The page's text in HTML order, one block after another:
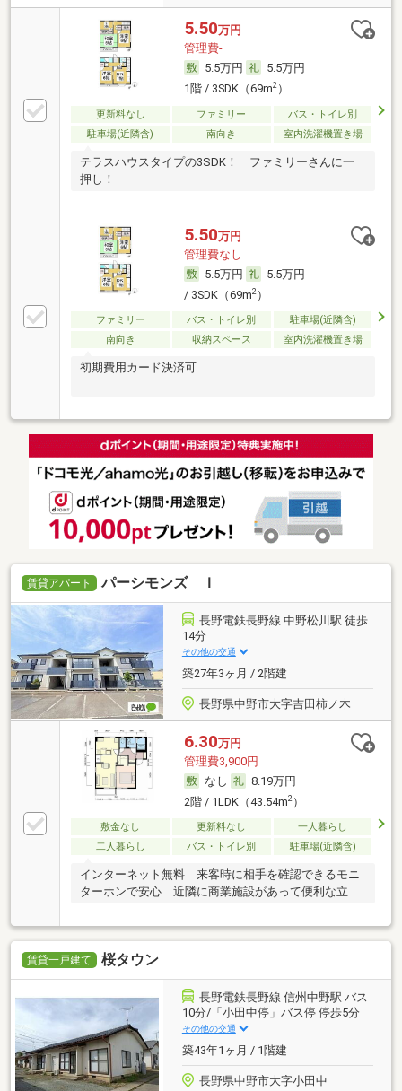
5.50万円
管理費-
5.5万円
5.5万円
1階 / 3SDK（69m2）
更新料なし ファミリー
バス・トイレ別
駐車場(近隣含)
南向き 室内洗濯機置き場
テラスハウスタイプの3SDK！ ファミリーさんに一
押し！
5.50万円
管理費なし
5.5万円
5.5万円
/ 3SDK（69m2）
ファミリー バス・トイレ別
駐車場(近隣含)
南向き
収納スペース 室内洗濯機置き場
初期費用カード決済可
賃貸アパート パーシモンズ Ｉ
長野電鉄長野線 中野松川駅 徒歩
14分
その他の交通
築27年3ヶ月 / 2階建
長野県中野市大字吉田柿ノ木
6.30万円
管理費3,900円
なし
8.19万円
2階 / 1LDK（43.54m2）
敷金なし 更新料なし
一人暮らし
二人暮らし
バス・トイレ別 駐車場(近隣含)
インターネット無料 来客時に相手を確認できるモニ
ターホンで安心 近隣に商業施設があって便利な立地
賃貸一戸建て 桜タウン
長野電鉄長野線 信州中野駅 バス
10分/「小田中停」バス停 停歩5分
その他の交通
築43年1ヶ月 / 1階建
長野県中野市大字小田中